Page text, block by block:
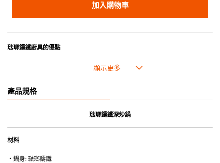
加入購物車
琺瑯鑄鐵廚具的優點
• 琺瑯鑄鐵傳熱性均勻，不會產生過熱點。
• 重身的鍋蓋能有助防止蒸氣溜走,易於 保持食物的原汁原味。
• 琺瑯抗酸鹼，不會殘留氣味，安全衛生。
產品規格
琺瑯鑄鐵深炒鍋
材料
・鍋身: 琺瑯鑄鐵